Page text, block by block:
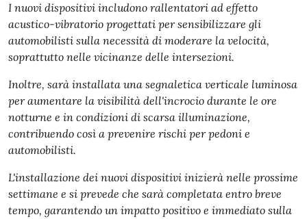
I nuovi dispositivi includono rallentatori ad effetto
acustico-vibratorio progettati per sensibilizzare gli
automobilisti sulla necessità di moderare la velocità,
soprattutto nelle vicinanze delle intersezioni.
Inoltre, sarà installata una segnaletica verticale luminosa
per aumentare la visibilità dell'incrocio durante le ore
notturne e in condizioni di scarsa illuminazione,
contribuendo così a prevenire rischi per pedoni e
automobilisti.
L'installazione dei nuovi dispositivi inizierà nelle prossime
settimane e si prevede che sarà completata entro breve
tempo, garantendo un impatto positivo e immediato sulla